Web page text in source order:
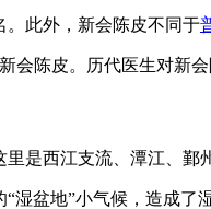
。此外，新会陈皮不同于
陈皮。历代医生对新会
里是西江支流、潭江、鄞
湿盆地”小气候，造成